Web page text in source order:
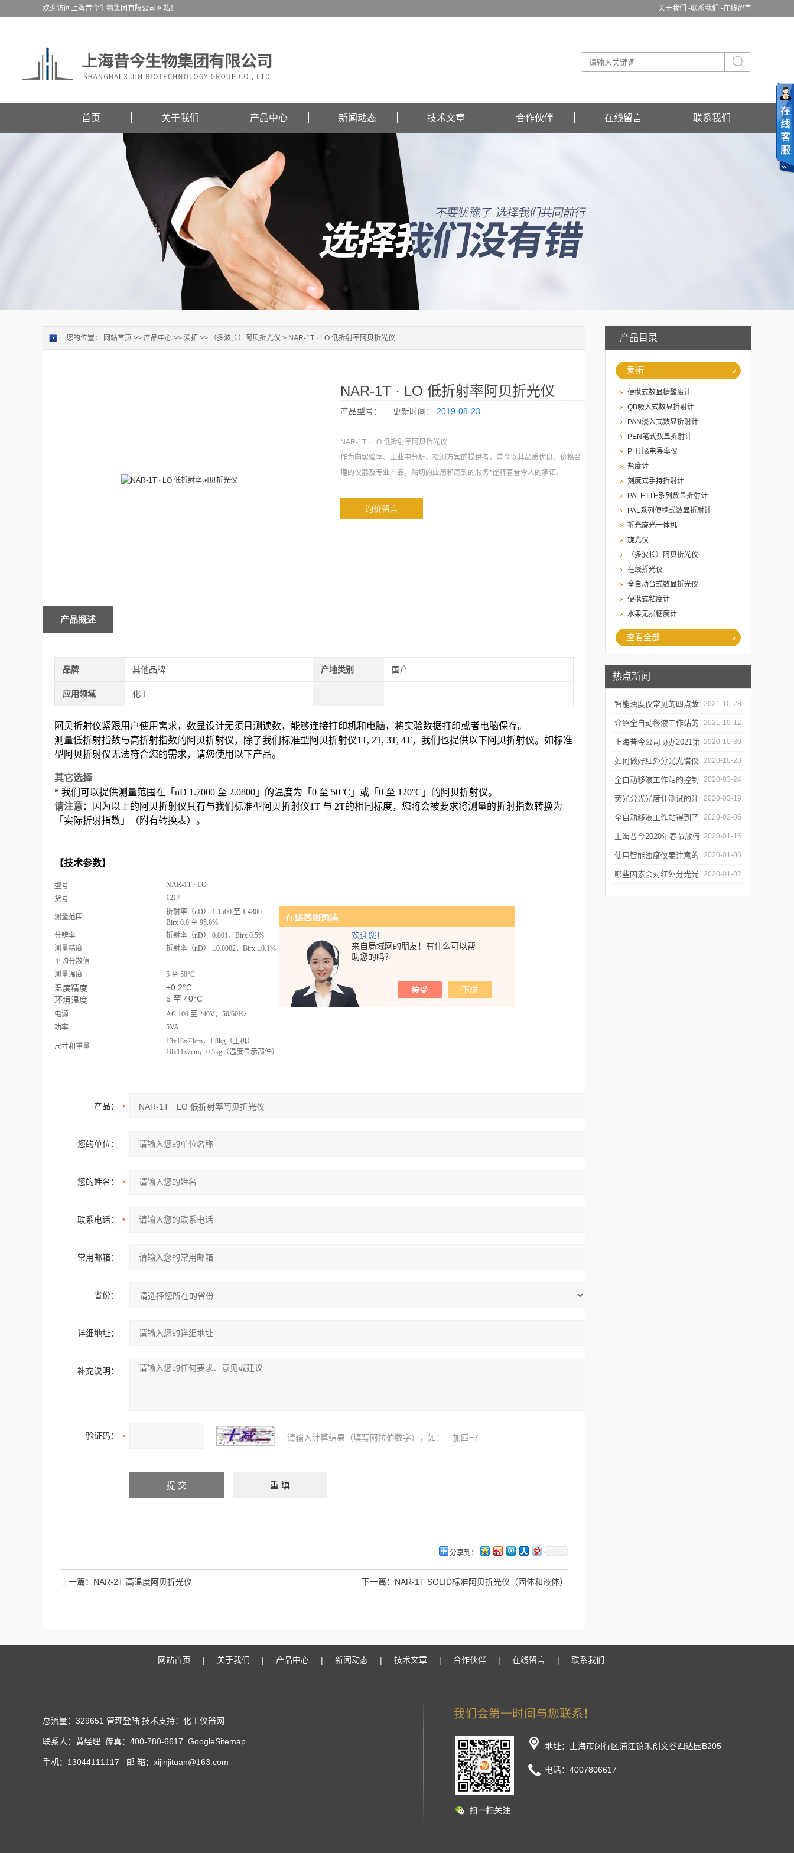
欢迎您！
来自局域网的朋友！有什么可以帮
助您的吗？
关于我们 -联系我们 -在线留言
欢迎访问上海昔今生物集团有限公司网站！
首页 关于我们 产品中心 新闻动态 技术文章 合作伙伴 在线留言 联系我们
产品目录
爱拓
便携式数显糖酸度计
QB吸入式数显折射计
PAN浸入式数显折射计
PEN笔式数显折射计
PH计&电导率仪
盐度计
刻度式手持折射计
PALETTE系列数显折射计
PAL系列便携式数显折射计
折光旋光一体机
旋光仪
（多波长）阿贝折光仪
在线折光仪
全自动台式数显折光仪
便携式粘度计
水果无损糖度计
查看全部
热点新闻
智能浊度仪常见的四点故
障
2021-10-28
介绍全自动移液工作站的
三种移液方式
2021-10-12
上海昔今公司协办2021第
二届上海沪助科研圈发展
年会
2020-10-30
如何做好红外分光光谱仪
的防潮工作
2020-10-28
全自动移液工作站的控制
软件有哪些特点
2020-03-24
荧光分光光度计测试的注
意事项有哪些
2020-03-19
全自动移液工作站得到了
广泛的应用
2020-02-06
上海昔今2020年春节放假
通知
2020-01-16
使用智能浊度仪要注意的
几个要点
2020-01-06
哪些因素会对红外分光光 2020-01-02
您的位置： 网站首页 >> 产品中心 >> 爱拓 >> （多波长）阿贝折光仪 > NAR-1T · LO 低折射率阿贝折光仪
NAR-1T · LO 低折射率阿贝折光仪
产品型号： 更新时间： 2019-08-23
NAR-1T · LO 低折射率阿贝折光仪
作为向实验室、工业中分析、检测方案的提供者，昔今以其品质优良、价格合
理的仪器及专业产品，贴切的应用和周到的服务*诠释着昔今人的承诺。
询价留言
产品概述
品牌 其他品牌 产地类别 国产
应用领域 化工
阿贝折射仪紧跟用户使用需求，数显设计无须目测读数，能够连接打印机和电脑，将实验数据打印或者电脑保存。
测量低折射指数与高折射指数的阿贝折射仪，
除了我们标准型阿贝折射仪1T, 2T, 3T, 4T，我们也提供以下阿贝折射仪。如标准
型阿贝折射仪无法符合您的需求，请您使用以下产品。
其它选择
* 我们可以提供测量范围在「nD 1.7000 至 2.0800」的温度为「0 至 50°C」或「0 至 120°C」的阿贝折射仪。
请注意：因为以上的阿贝折射仪具有与我们标准型阿贝折射仪1T 与 2T的相同标度，您将会被要求将测量的折射指数转换为
「实际折射指数」（附有转换表）。
【技术参数】
型号 NAR-1T · LO
货号
1217
测量范围
折射率（nD） 1.1500 至 1.4800
Birx 0.0 至 95.0%
分辨率
折射率（nD） 0.001，Birx 0.5%
测量精度
折射率（nD） ±0.0002，Birx ±0.1%
平均分散值
测量温度
5 至 50°C
温度精度
环境温度
±0.2°C
5 至 40°C
电源 AC 100 至 240V，50/60Hz
功率
5VA
尺寸和重量
13x18x23cm，1.8kg（主机）
10x11x7cm，0.5kg（温度显示部件）
产品：
您的单位：
您的姓名：
联系电话：
常用邮箱：
省份：
详细地址：
补充说明：
验证码： 请输入计算结果（填写阿拉伯数字），如：三加四=7
分享到：
上一篇： NAR-2T 高温度阿贝折光仪 下一篇： NAR-1T SOLID标准阿贝折光仪（固体和液体）
网站首页 | 关于我们 | 产品中心 | 新闻动态 | 技术文章 | 合作伙伴 | 在线留言 | 联系我们
总流量：329651 管理登陆 技术支持：化工仪器网
联系人：黄经理 传真：400-780-6617 GoogleSitemap
手机：13044111117 邮 箱：xijinjituan@163.com
地址：上海市闵行区浦江镇禾创文谷四达园B205
电话：4007806617